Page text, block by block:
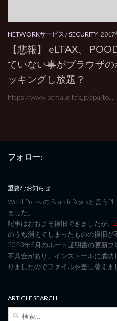
NETWORKサービス /SECURITY 2017
【悲報】 eLTAX、
ていない事がブラウザ
ッキングし放題？
https://www.portal.eltax.jp/apa/to...
フォロー:
重要なお知らせ
Word Press の Search Regexと言う
ました。
記事はおおよそ復旧できましたが、
のうち消えてしまったものの復旧が
2023年5月のルート証明書の更新プ
不具合があり、インストールに成
りましたのでファイルを差し替えま
ARTICLE SEARCH